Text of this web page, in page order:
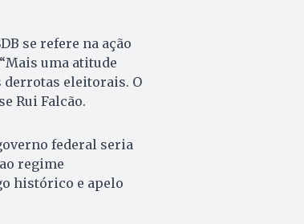
se refere na ação
uma atitude
derrotas eleitorais. O
Rui Falcão.
federal seria
regime
histórico e apelo